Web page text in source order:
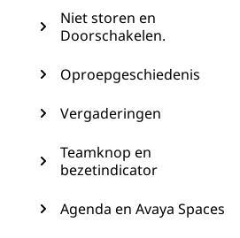
Niet storen en
Doorschakelen.
Oproepgeschiedenis
Vergaderingen
Teamknop en
bezetindicator
Agenda en Avaya Spaces